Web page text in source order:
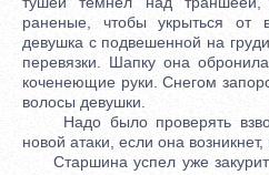
раненые, чтобы укрыться от
девушка с подвешенной на
перевязки. Шапку она
коченеющие руки. Снегом
волосы девушки.
Надо было проверять
новой атаки, если она возникнет,
Старшина успел уже